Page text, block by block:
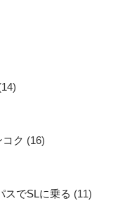
ク (16)
スでSLに乗る (11)